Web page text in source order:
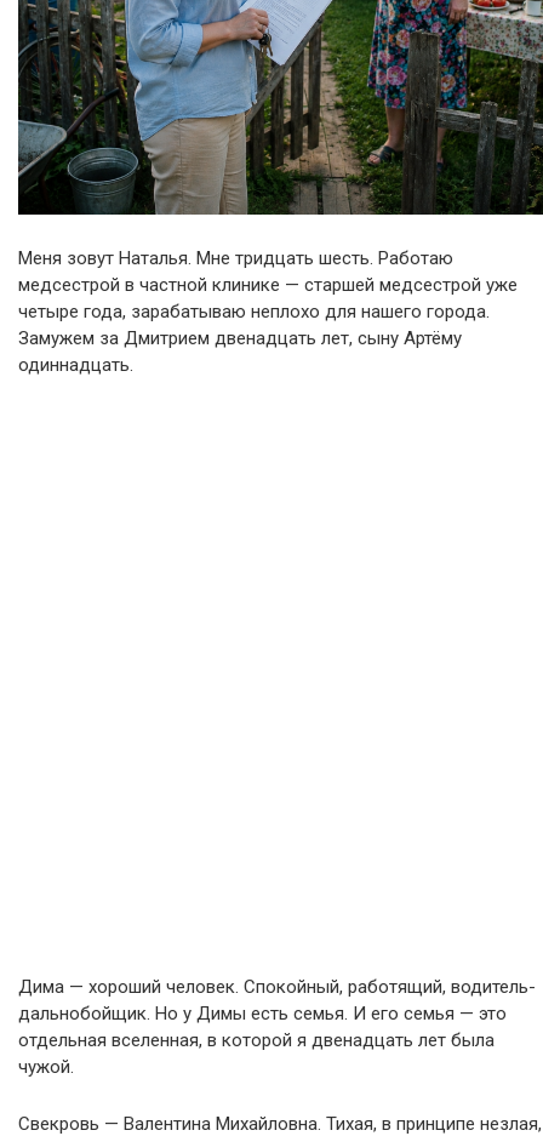
Меня зовут Наталья. Мне тридцать шесть. Работаю
медсестрой в частной клинике — старшей медсестрой уже
четыре года, зарабатываю неплохо для нашего города.
Замужем за Дмитрием двенадцать лет, сыну Артёму
одиннадцать.
Дима — хороший человек. Спокойный, работящий, водитель-
дальнобойщик. Но у Димы есть семья. И его семья — это
отдельная вселенная, в которой я двенадцать лет была
чужой.
Свекровь — Валентина Михайловна. Тихая, в принципе незлая,